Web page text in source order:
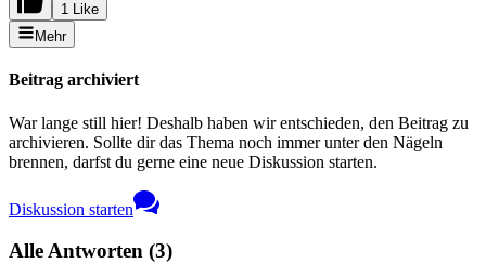
1 Like
Mehr
Beitrag archiviert
War lange still hier! Deshalb haben wir entschieden, den Beitrag zu
archivieren. Sollte dir das Thema noch immer unter den Nägeln
brennen, darfst du gerne eine neue Diskussion starten.
Diskussion starten
Alle Antworten (3)